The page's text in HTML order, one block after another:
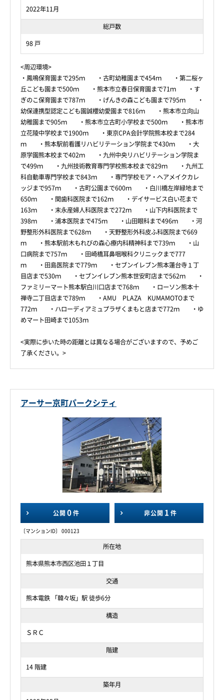
2022年11月
総戸数
98 戸
<周辺環境>
・鳳鳴保育園まで295ｍ ・古町幼稚園まで454ｍ ・第二桜ヶ
丘こども園まで500ｍ ・熊本市立春日保育園まで71ｍ ・す
ぎのこ保育園まで787ｍ ・げんきの森こども園まで795ｍ ・
幼保連携型認定こども園誠櫻幼愛園まで816ｍ ・熊本市立向山
幼稚園まで905ｍ ・熊本市立古町小学校まで500ｍ ・熊本市
立花陵中学校まで1900ｍ ・東京CPA会計学院熊本校まで284
ｍ ・熊本駅前看護リハビリテーション学院まで430ｍ ・大
原学園熊本校まで402ｍ ・九州中央リハビリテーション学院ま
で499ｍ ・九州技術教育専門学校熊本校まで829ｍ ・九州工
科自動車専門学校まで843ｍ ・専門学校モア・ヘアメイクカレ
ッジまで957ｍ ・古町公園まで600ｍ ・白川橋左岸緑地まで
650ｍ ・関歯科医院まで162ｍ ・デイサービス白い花まで
163ｍ ・末永産婦人科医院まで272ｍ ・山下内科医院まで
398ｍ ・浦本医院まで475ｍ ・山田眼科まで496ｍ ・河
野整形外科医院まで628ｍ ・天野整形外科皮ふ科医院まで669
ｍ ・熊本駅前木もれびの森心療内科精神科まで739ｍ ・山
口病院まで757ｍ ・田崎橋耳鼻咽喉科クリニックまで777
ｍ ・田島医院まで779ｍ ・セブンイレブン熊本蓮台寺１丁
目店まで530ｍ ・セブンイレブン熊本世安町店まで562ｍ ・
ファミリーマート熊本駅白川口店まで768ｍ ・ローソン熊本十
禅寺二丁目店まで789ｍ ・AMU PLAZA KUMAMOTOまで
772ｍ ・ハローディアミュプラザくまもと店まで772ｍ ・ゆ
めマート田崎まで1053ｍ
<実際に歩いた時の距離とは異なる場合がございますので、予めご
了承ください。>
アーサー京町パークシティ
公開 0 件 非公開 1 件
〔マンションID〕 000123
所在地
熊本県熊本市西区池田１丁目
交通
熊本電鉄 「韓々坂」駅 徒歩6分
構造
ＳＲＣ
階建
14 階建
築年月